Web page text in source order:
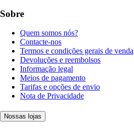
Sobre
Quem somos nós?
Contacte-nos
Termos e condições gerais de venda
Devoluções e reembolsos
Informação legal
Meios de pagamento
Tarifas e opções de envio
Nota de Privacidade
Nossas lojas